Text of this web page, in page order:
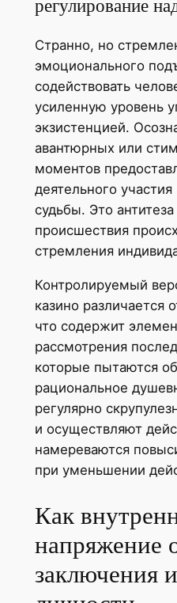
регулирование
Странно, но
эмоционального
содействовать
усиленную уровень
экзистенцией.
авантюрных или
моментов
деятельного
судьбы. Это
происшествия
стремления
Контролируемый
казино различается
что содержит
рассмотрения
которые пытаются
рациональное
регулярно
и осуществляют
намереваются
при уменьшении
Как
напряжение
заключения